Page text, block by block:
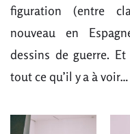
figuration (entre
nouveau en
dessins de guerre.
tout ce qu’il y a à voir…